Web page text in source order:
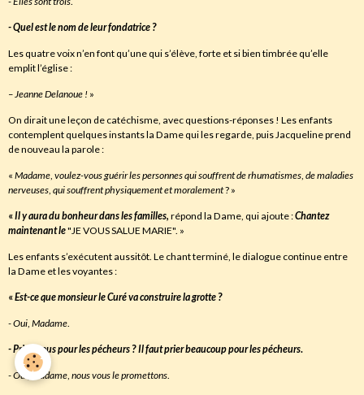
- Quel est le nom de leur fondatrice ?
Les quatre voix n’en font qu’une qui s’élève, forte et si bien timbrée qu’elle
emplit l’église :
– Jeanne Delanoue ! »
On dirait une leçon de catéchisme, avec questions-réponses ! Les enfants
contemplent quelques instants la Dame qui les regarde, puis Jacqueline prend
de nouveau la parole :
« Madame, voulez-vous guérir les personnes qui souffrent de rhumatismes, de maladies
nerveuses, qui souffrent physiquement et moralement? »
«Il y aura du bonheur dans les familles, répond la Dame, qui ajoute :Chantez
maintenant le"JE VOUS SALUE MARIE". »
Les enfants s’exécutent aussitôt. Le chant terminé, le dialogue continue entre
la Dame et les voyantes :
«Est-ce que monsieur le Curé va construire la grotte ?
- Oui, Madame.
- Priez-vous pour les pécheurs ?Il faut prier beaucoup pour les pécheurs.
- Oui ,Madame, nous vous le promettons.